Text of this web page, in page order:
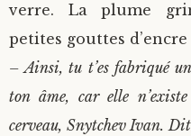
verre. La plume
petites gouttes
– Ainsi, tu t’es fabriqué
ton âme, car elle
cerveau, Snytchev Ivan.